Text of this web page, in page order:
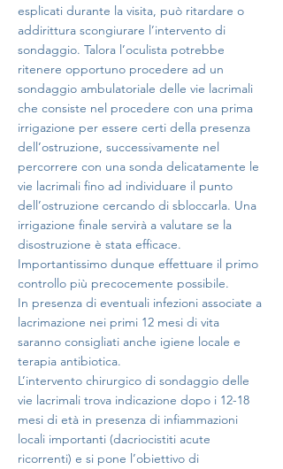
esplicati durante la visita, può ritardare o
addirittura scongiurare l’intervento di
sondaggio. Talora l’oculista potrebbe
ritenere opportuno procedere ad un
sondaggio ambulatoriale delle vie lacrimali
che consiste nel procedere con una prima
irrigazione per essere certi della presenza
dell’ostruzione, successivamente nel
percorrere con una sonda delicatamente le
vie lacrimali fino ad individuare il punto
dell’ostruzione cercando di sbloccarla. Una
irrigazione finale servirà a valutare se la
disostruzione è stata efficace.
Importantissimo dunque effettuare il primo
controllo più precocemente possibile.
In presenza di eventuali infezioni associate a
lacrimazione nei primi 12 mesi di vita
saranno consigliati anche igiene locale e
terapia antibiotica.
L’intervento chirurgico di sondaggio delle
vie lacrimali trova indicazione dopo i 12-18
mesi di età in presenza di infiammazioni
locali importanti (dacriocistiti acute
ricorrenti) e si pone l’obiettivo di